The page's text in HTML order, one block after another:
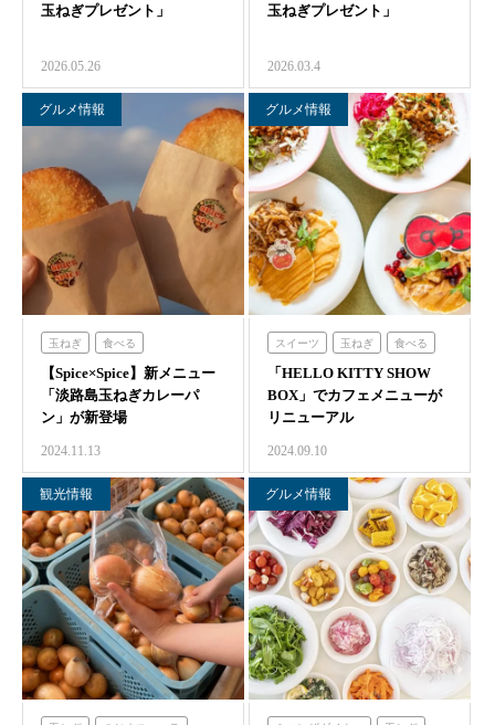
玉ねぎ 食べる 体験する
ハローキティスマイル
オーシャンテラス
ミエレザガーデン
ハローキティショーボックス
のじまスコーラ 青海波
農家レストラン「陽・燦燦」
クラフトサーカス
ニジゲンノモリ 海神人の食卓
玉ねぎプレゼント」
2026.05.26
玉ねぎ 食べる 体験する
ハローキティスマイル
オーシャンテラス
ミエレザガーデン
ハローキティショーボックス
のじまスコーラ 青海波
農家レストラン「陽・燦燦」
シェフガーデン
クラフトサーカス
ニジゲンノモリ 海神人の食卓
玉ねぎプレゼント」
2026.03.4
グルメ情報
玉ねぎ 食べる
シェフガーデン
【Spice×Spice】新メニュー
「淡路島玉ねぎカレーパ
ン」が新登場
2024.11.13
グルメ情報
スイーツ 玉ねぎ 食べる
ハローキティショーボックス
「HELLO KITTY SHOW
BOX」でカフェメニューが
リニューアル
2024.09.10
観光情報 グルメ情報